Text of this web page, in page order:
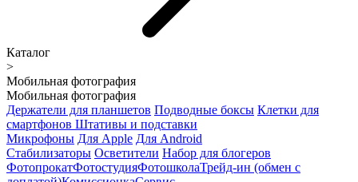
Каталог
>
Мобильная фотография
Мобильная фотография
Держатели для планшетов Подводные боксы Клетки для
смартфонов Штативы и подставки
Микрофоны Для Apple Для Android
Стабилизаторы Осветители Набор для блогеров
ФотопрокатФотостудияФотошколаТрейд-ин (обмен с